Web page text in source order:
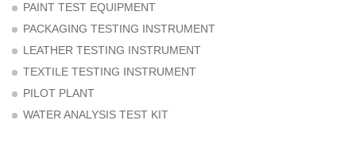
PAINT TEST EQUIPMENT
PACKAGING TESTING INSTRUMENT
LEATHER TESTING INSTRUMENT
TEXTILE TESTING INSTRUMENT
PILOT PLANT
WATER ANALYSIS TEST KIT